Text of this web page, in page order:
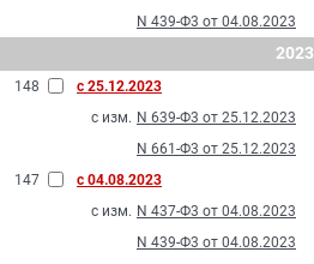
N 439-Ф3 от 04.08.2023
2023
148
с 25.12.2023
с изм. N 639-Ф3 от 25.12.2023
N 661-Ф3 от 25.12.2023
147
с 04.08.2023
с изм. N 437-Ф3 от 04.08.2023
N 439-Ф3 от 04.08.2023